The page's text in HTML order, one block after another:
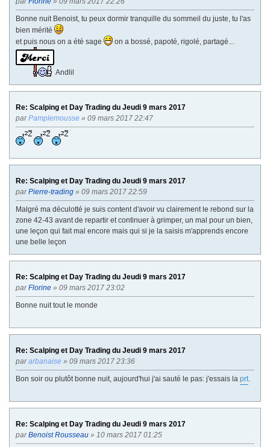
Bonne nuit Benoist, tu peux dormir tranquille du sommeil du juste, tu l'as
bien mérité
et puis nous on a été sage
on a bossé, papoté, rigolé, partagé...
Andlil
Re: Scalping et Day Trading du Jeudi 9 mars 2017
parPamplemousse » 09 mars 2017 22:47
Re: Scalping et Day Trading du Jeudi 9 mars 2017
parPierre-trading » 09 mars 2017 22:59
Malgré ma déculotté je suis content d'avoir vu clairement le rebond sur la
zone 42-43 avant de repartir et continuer à grimper, un mal pour un bien,
une leçon qui fait mal encore mais qui si je la saisis m'apprends encore
une belle leçon
Re: Scalping et Day Trading du Jeudi 9 mars 2017
parFlorine » 09 mars 2017 23:02
Bonne nuit tout le monde
Re: Scalping et Day Trading du Jeudi 9 mars 2017
pararbanaise » 09 mars 2017 23:36
Bon soir ou plutôt bonne nuit, aujourd'hui j'ai sauté le pas: j'essais la prt.
Re: Scalping et Day Trading du Jeudi 9 mars 2017
parBenoist Rousseau » 10 mars 2017 01:25